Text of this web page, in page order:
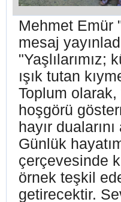
Mehmet Emür
mesaj
"Yaşlılarımız;
ışık tutan
Toplum olarak,
hoşgörü
hayır
Günlük
çerçevesinde
örnek teşkil
getirecektir.